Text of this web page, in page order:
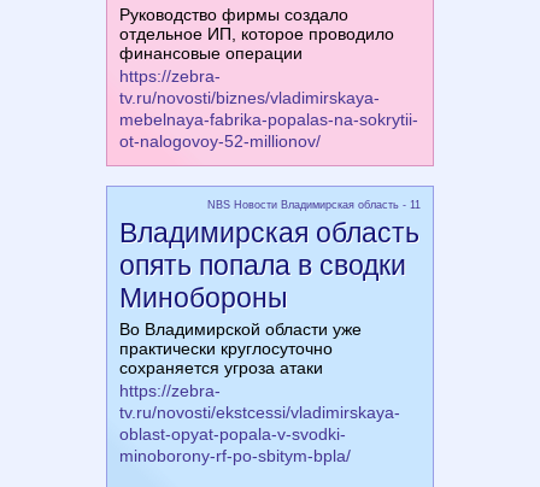
Руководство фирмы создало
отдельное ИП, которое проводило
финансовые операции
https://zebra-
tv.ru/novosti/biznes/vladimirskaya-
mebelnaya-fabrika-popalas-na-sokrytii-
ot-nalogovoy-52-millionov/
NBS Новости Владимирская область - 11
Владимирская область
опять попала в сводки
Минобороны
Во Владимирской области уже
практически круглосуточно
сохраняется угроза атаки
https://zebra-
tv.ru/novosti/ekstcessi/vladimirskaya-
oblast-opyat-popala-v-svodki-
minoborony-rf-po-sbitym-bpla/